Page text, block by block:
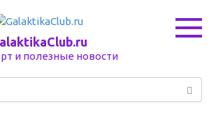
и полезные новости